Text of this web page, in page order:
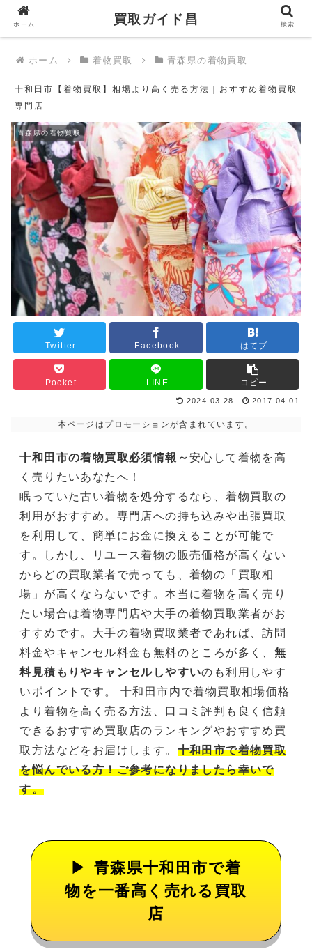
買取ガイド昌
ホーム 着物買取 青森県の着物買取
十和田市【着物買取】相場より高く売る方法｜おすすめ着物買取
専門店
青森県の着物買取
Twitter Facebook はてブ
Pocket LINE コピー
2024.03.28 2017.04.01
本ページはプロモーションが含まれています。
十和田市の着物買取必須情報～安心して着物を高
く売りたいあなたへ！
眠っていた古い着物を処分するなら、着物買取の
利用がおすすめ。専門店への持ち込みや出張買取
を利用して、簡単にお金に換えることが可能で
す。しかし、リユース着物の販売価格が高くない
からどの買取業者で売っても、着物の「買取相
場」が高くならないです。本当に着物を高く売り
たい場合は着物専門店や大手の着物買取業者がお
すすめです。大手の着物買取業者であれば、訪問
料金やキャンセル料金も無料のところが多く、 無
料見積もりやキャンセルしやすいのも利用しやす
いポイントです。 十和田市内で着物買取相場価格
より着物を高く売る方法、口コミ評判も良く信頼
できるおすすめ買取店のランキングやおすすめ買
取方法などをお届けします。 十和田市で着物買取
を悩んでいる方！ご参考になりましたら幸いで
す。
青森県十和田市で着
物を一番高く売れる買取
店
ホーム 買取ガイド昌 検索